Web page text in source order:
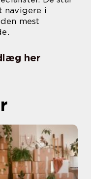
navigere i
mest
her